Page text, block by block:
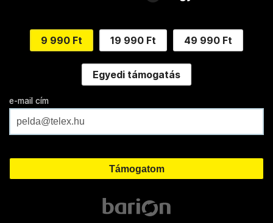
9 990 Ft 19 990 Ft 49 990 Ft
Egyedi támogatás
e-mail cím